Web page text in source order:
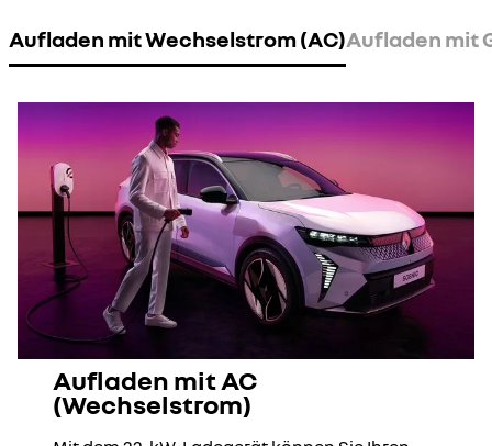
Aufladen mit Wechselstrom (AC)Aufladen mit
Aufladen mit AC
(Wechselstrom)